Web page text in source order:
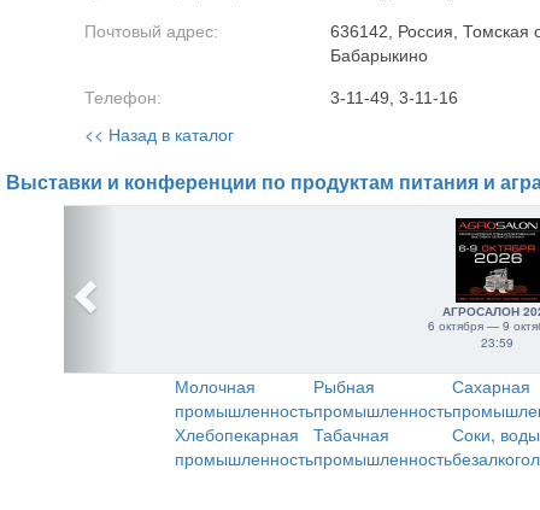
Почтовый адрес:
636142, Россия, Томская
Бабарыкино
Телефон: 3-11-49, 3-11-16
<< Назад в каталог
Выставки и конференции по продуктам питания и
АГРОСАЛОН
6 октября — 9
23:59
Молочная
промышленность
Рыбная
промышленность
Сахарная
Хлебопекарная
промышленность
Табачная
промышленность
Соки,